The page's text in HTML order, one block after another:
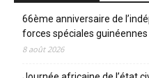
66ème anniversaire de
forces spéciales
8 août 2026